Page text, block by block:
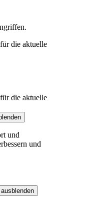
die aktuelle
die aktuelle
und
und